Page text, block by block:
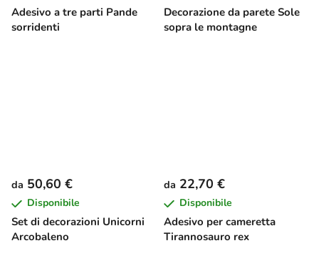
Adesivo a tre parti Pande
sorridenti
Decorazione da parete Sole
sopra le montagne
Set di decorazioni Unicorni
Arcobaleno
da 50,60 €
Disponibile
Adesivo per cameretta
Tirannosauro rex
da 22,70 €
Disponibile